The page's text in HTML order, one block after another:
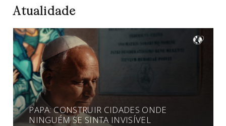
Atualidade
PAPA: CONSTRUIR CIDADES ONDE
NINGUÉM SE SINTA INVISÍVEL